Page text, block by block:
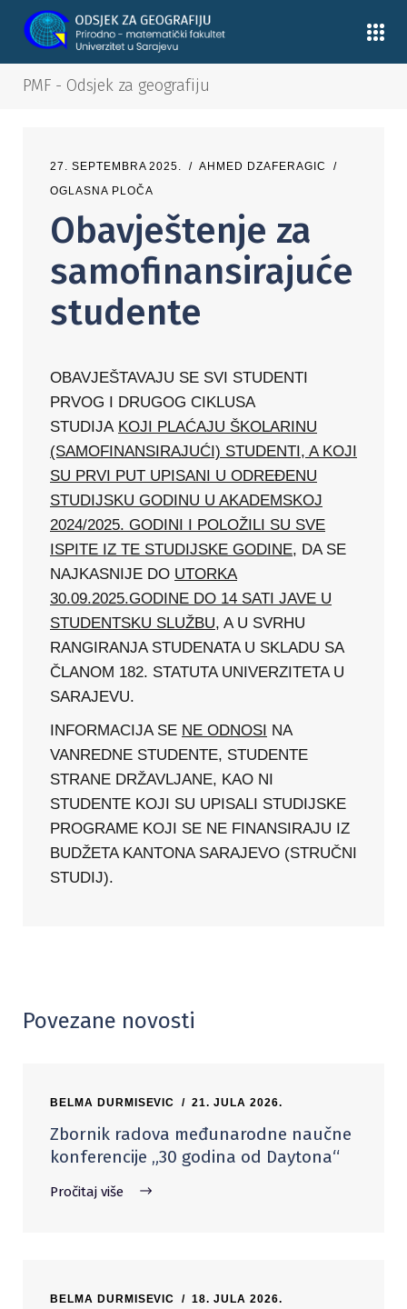
PMF - Odsjek za geografiju
27. SEPTEMBRA 2025.
AHMED DZAFERAGIC
OGLASNA PLOČA
Obavještenje za
samofinansirajuće
studente
OBAVJEŠTAVAJU SE SVI STUDENTI
PRVOG I DRUGOG CIKLUSA
STUDIJA KOJI PLAĆAJU ŠKOLARINU
(SAMOFINANSIRAJUĆI) STUDENTI, A KOJI
SU PRVI PUT UPISANI U ODREĐENU
STUDIJSKU GODINU U AKADEMSKOJ
2024/2025. GODINI I POLOŽILI SU SVE
ISPITE IZ TE STUDIJSKE GODINE, DA SE
NAJKASNIJE DO UTORKA
30.09.2025.GODINE DO 14 SATI JAVE U
STUDENTSKU SLUŽBU, A U SVRHU
RANGIRANJA STUDENATA U SKLADU SA
ČLANOM 182. STATUTA UNIVERZITETA U
SARAJEVU.
INFORMACIJA SE NE ODNOSI NA
VANREDNE STUDENTE, STUDENTE
STRANE DRŽAVLJANE, KAO NI
STUDENTE KOJI SU UPISALI STUDIJSKE
PROGRAME KOJI SE NE FINANSIRAJU IZ
BUDŽETA KANTONA SARAJEVO (STRUČNI
STUDIJ).
Povezane novosti
BELMA DURMISEVIC 21. JULA 2026.
Zbornik radova međunarodne naučne
konferencije „30 godina od Daytona“
Pročitaj više
BELMA DURMISEVIC 18. JULA 2026.